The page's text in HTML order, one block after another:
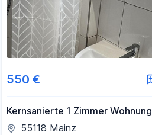
550 €
Kernsanierte 1 Zimmer Wohnung
mit Potenzial – zentrale Lage
55118 Mainz